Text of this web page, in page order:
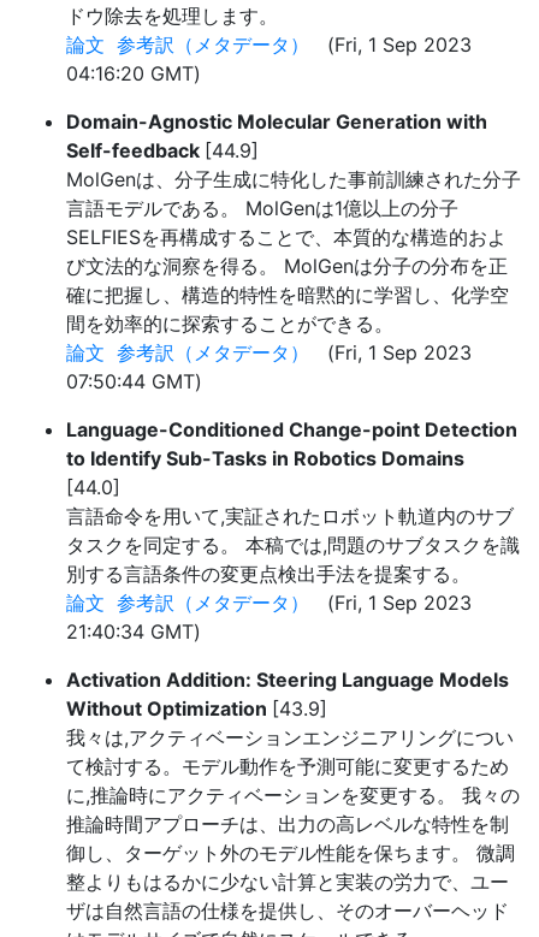
ドウ除去を処理します。
論文 参考訳（メタデータ）
(Fri, 1 Sep 2023
04:16:20 GMT)
Domain-Agnostic Molecular Generation with
Self-feedback [44.9]
MolGenは、分子生成に特化した事前訓練された分子
言語モデルである。 MolGenは1億以上の分子
SELFIESを再構成することで、本質的な構造的およ
び文法的な洞察を得る。 MolGenは分子の分布を正
確に把握し、構造的特性を暗黙的に学習し、化学空
間を効率的に探索することができる。
論文 参考訳（メタデータ）
(Fri, 1 Sep 2023
07:50:44 GMT)
Language-Conditioned Change-point Detection
to Identify Sub-Tasks in Robotics Domains
[44.0]
言語命令を用いて,実証されたロボット軌道内のサブ
タスクを同定する。 本稿では,問題のサブタスクを識
別する言語条件の変更点検出手法を提案する。
論文 参考訳（メタデータ）
(Fri, 1 Sep 2023
21:40:34 GMT)
Activation Addition: Steering Language Models
Without Optimization [43.9]
我々は,アクティベーションエンジニアリングについ
て検討する。モデル動作を予測可能に変更するため
に,推論時にアクティベーションを変更する。 我々の
推論時間アプローチは、出力の高レベルな特性を制
御し、ターゲット外のモデル性能を保ちます。 微調
整よりもはるかに少ない計算と実装の労力で、ユー
ザは自然言語の仕様を提供し、そのオーバーヘッド